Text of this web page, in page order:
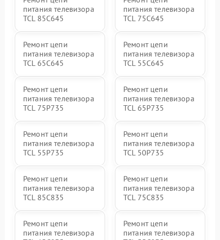
питания телевизора
TCL 85C645
питания телевизора
TCL 75C645
Ремонт цепи
питания телевизора
TCL 65C645
Ремонт цепи
питания телевизора
TCL 55C645
Ремонт цепи
питания телевизора
TCL 75P735
Ремонт цепи
питания телевизора
TCL 65P735
Ремонт цепи
питания телевизора
TCL 55P735
Ремонт цепи
питания телевизора
TCL 50P735
Ремонт цепи
питания телевизора
TCL 85C835
Ремонт цепи
питания телевизора
TCL 75C835
Ремонт цепи
питания телевизора
Ремонт цепи
питания телевизора